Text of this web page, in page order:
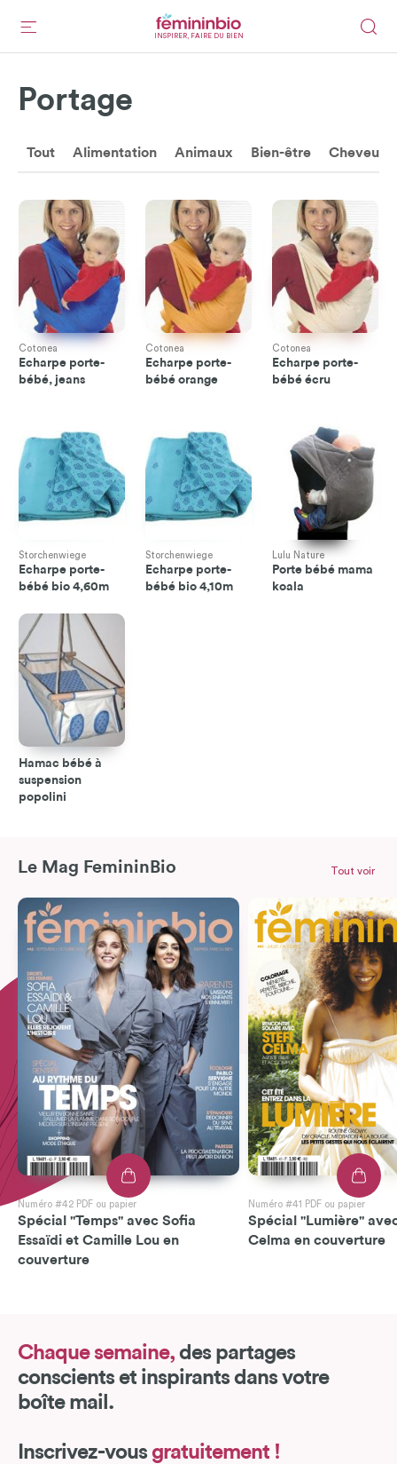
INSPIRER, FAIRE DU BIEN
Portage
Tout Alimentation Animaux Bien-être Cheveux
Cotonea
Echarpe porte-
bébé, jeans
Cotonea
Echarpe porte-
bébé orange
Cotonea
Echarpe porte-
bébé écru
Storchenwiege
Echarpe porte-
bébé bio 4,60m
Storchenwiege
Echarpe porte-
bébé bio 4,10m
Lulu Nature
Porte bébé mama
koala
Hamac bébé à
suspension
popolini
Le Mag FemininBio
Numéro #42 PDF ou papier
Spécial "Temps" avec Sofia
Essaïdi et Camille Lou en
couverture
Numéro #41 PDF ou papier
Spécial "Lumière"
Celma en couverture
Tout voir
Chaque semaine, des partages
conscients et inspirants dans votre
boîte mail.
Inscrivez-vous gratuitement !